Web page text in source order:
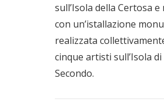
sull’Isola della Certosa e
con un’istallazione
realizzata
cinque artisti sull’Isola di
Secondo.